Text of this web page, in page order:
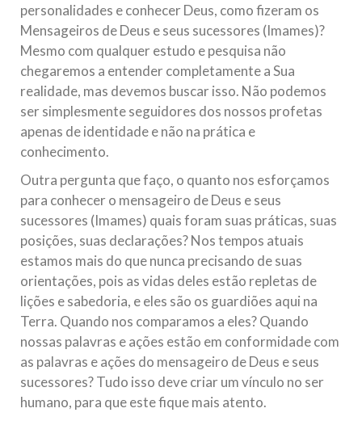
personalidades e conhecer Deus, como fizeram os
Mensageiros de Deus e seus sucessores (Imames)?
Mesmo com qualquer estudo e pesquisa não
chegaremos a entender completamente a Sua
realidade, mas devemos buscar isso. Não podemos
ser simplesmente seguidores dos nossos profetas
apenas de identidade e não na prática e
conhecimento.
Outra pergunta que faço, o quanto nos esforçamos
para conhecer o mensageiro de Deus e seus
sucessores (Imames) quais foram suas práticas, suas
posições, suas declarações? Nos tempos atuais
estamos mais do que nunca precisando de suas
orientações, pois as vidas deles estão repletas de
lições e sabedoria, e eles são os guardiões aqui na
Terra. Quando nos comparamos a eles? Quando
nossas palavras e ações estão em conformidade com
as palavras e ações do mensageiro de Deus e seus
sucessores? Tudo isso deve criar um vínculo no ser
humano, para que este fique mais atento.